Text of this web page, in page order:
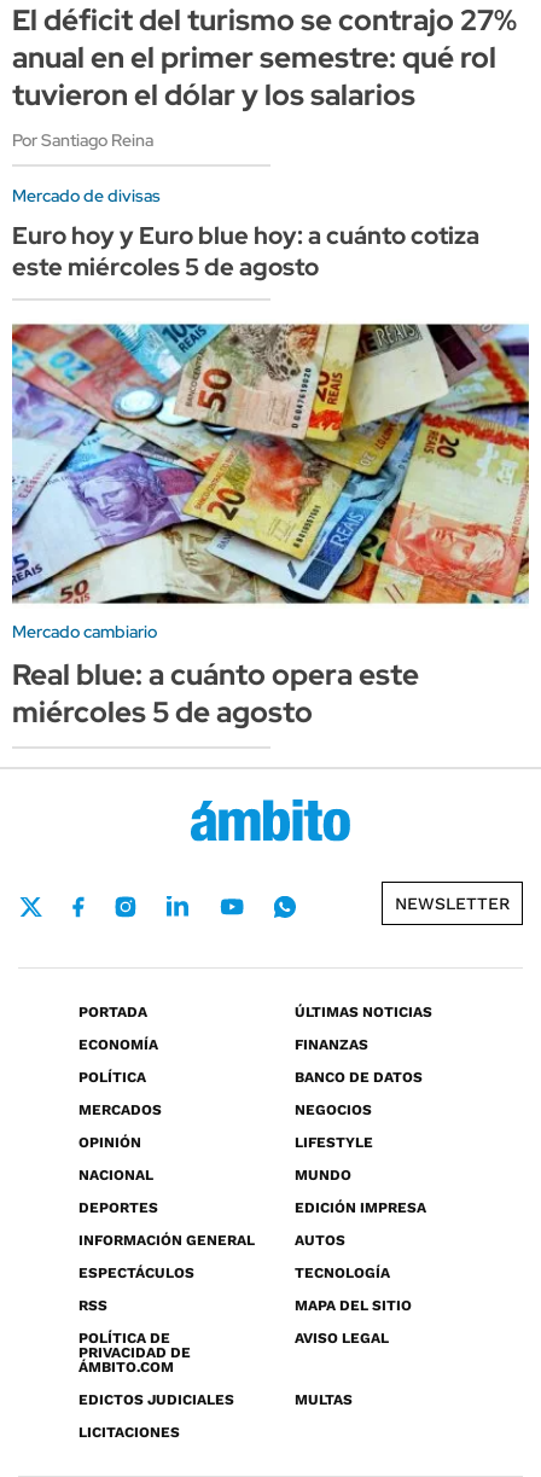
El déficit del turismo se contrajo 27%
anual en el primer semestre: qué rol
tuvieron el dólar y los salarios
Por Santiago Reina
Mercado de divisas
Euro hoy y Euro blue hoy: a cuánto cotiza
este miércoles 5 de agosto
Mercado cambiario
Real blue: a cuánto opera este
miércoles 5 de agosto
NEWSLETTER
PORTADA
ÚLTIMAS NOTICIAS
ECONOMÍA
FINANZAS
POLÍTICA
BANCO DE DATOS
MERCADOS
NEGOCIOS
OPINIÓN
LIFESTYLE
NACIONAL
MUNDO
DEPORTES
EDICIÓN IMPRESA
INFORMACIÓN GENERAL
AUTOS
ESPECTÁCULOS
TECNOLOGÍA
RSS
MAPA DEL SITIO
POLÍTICA DE
PRIVACIDAD DE
ÁMBITO.COM
AVISO LEGAL
EDICTOS JUDICIALES
MULTAS
LICITACIONES